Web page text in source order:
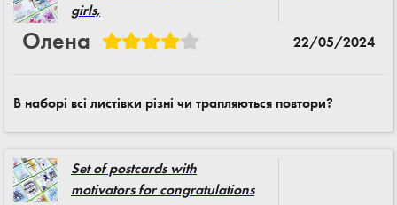
girls,
Олена 22/05/2024
В наборі всі листівки різні чи трапляються повтори?
Set of postcards with
motivators for congratulations